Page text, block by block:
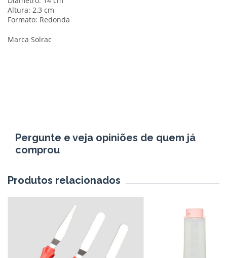
Altura: 2,3 cm
Formato: Redonda
Marca Solrac
Pergunte e veja opiniões de quem já
comprou
Produtos relacionados